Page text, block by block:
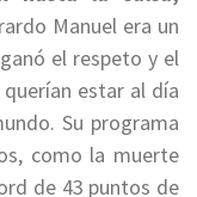
Manuel era un
el respeto y el
estar al día
Su programa
como la muerte
de 43 puntos de